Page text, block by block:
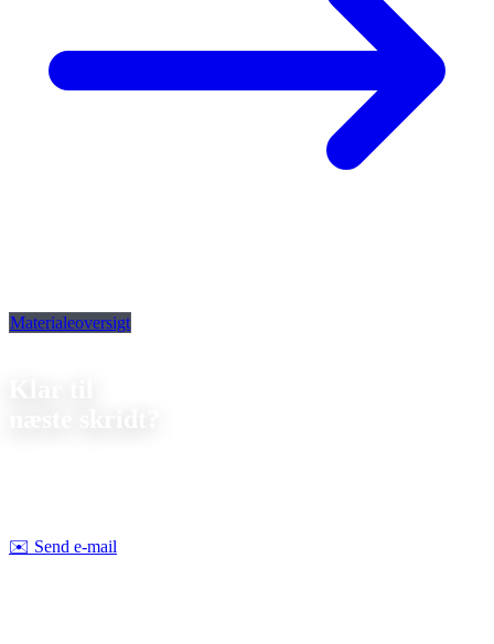
Materialeoversigt
✉️ Send e-mail